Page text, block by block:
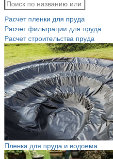
Расчет пленки для пруда
Расчет фильтрации для пруда
Расчет строительства пруда
Пленка для пруда и водоема